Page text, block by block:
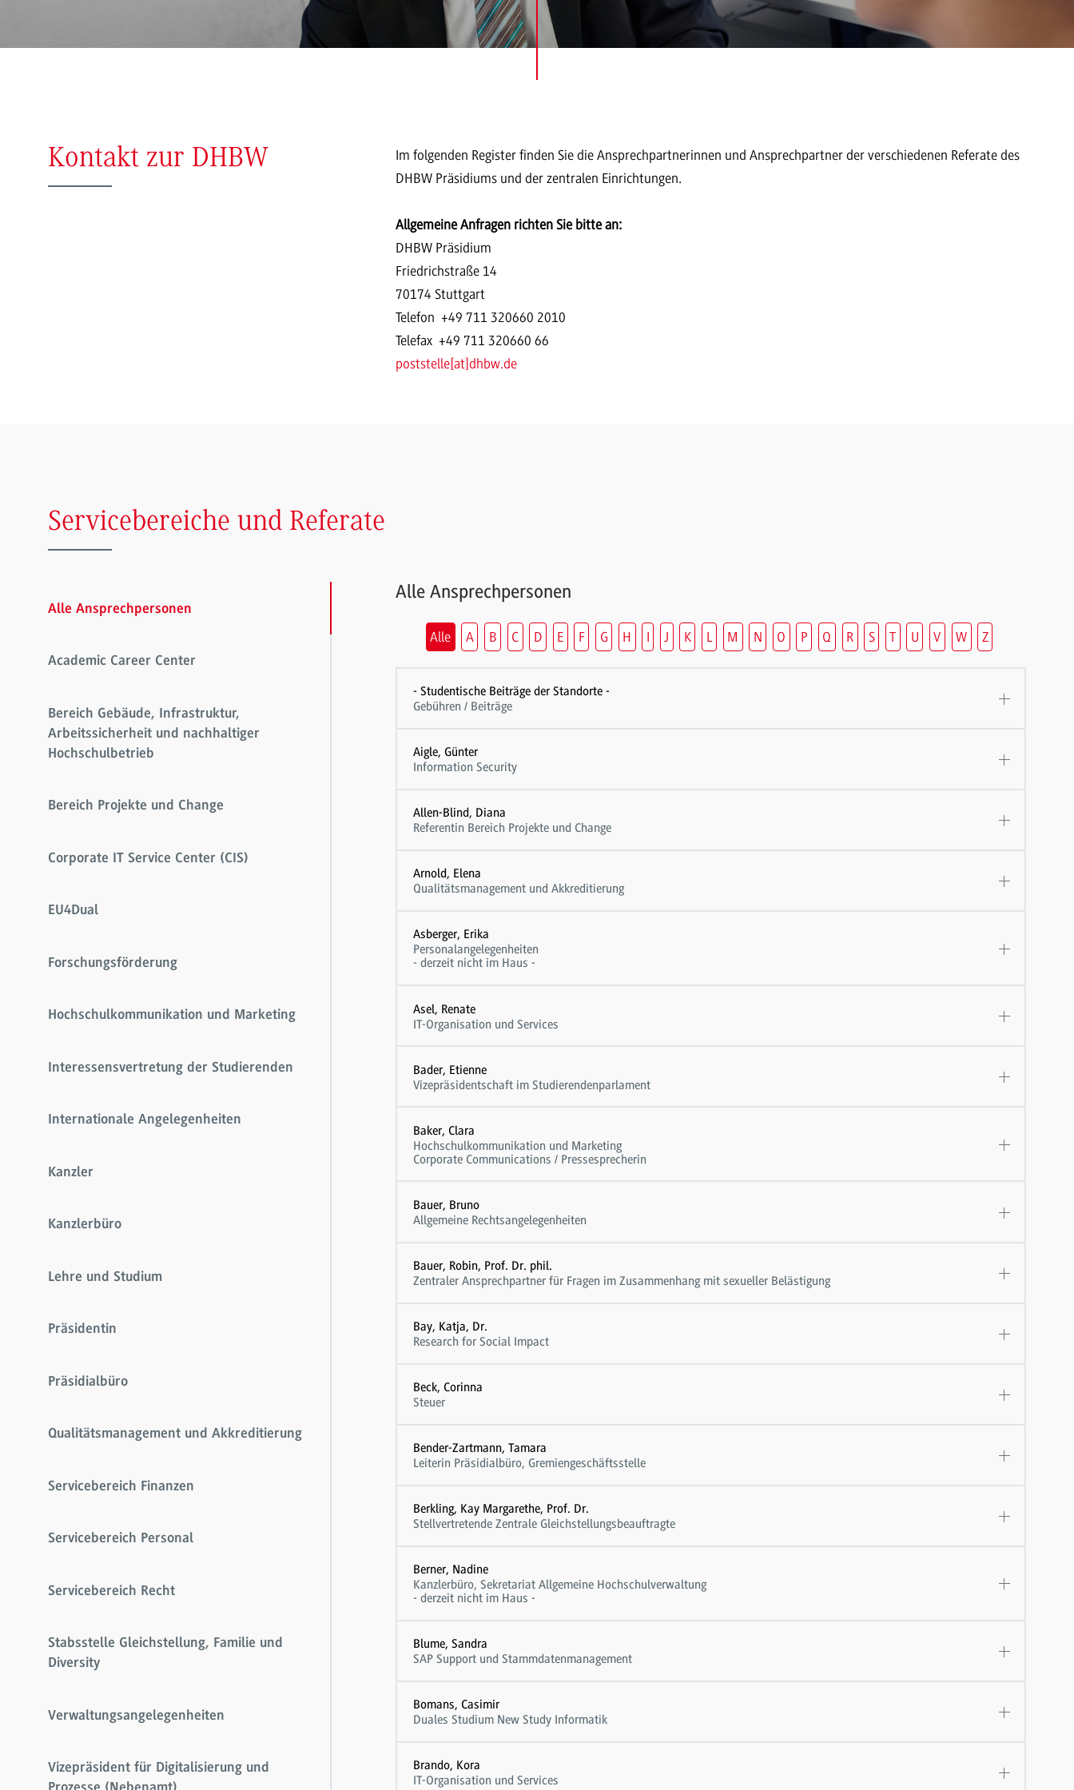
Kontakt zur DHBW
Im folgenden Register finden Sie die Ansprechpartnerinnen und Ansprechpartner der verschiedenen Referate des
DHBW Präsidiums und der zentralen Einrichtungen.
Allgemeine Anfragen richten Sie bitte an:
DHBW Präsidium
Friedrichstraße 14
70174 Stuttgart
Telefon +49 711 320660 2010
Telefax +49 711 320660 66
poststelle[at]dhbw.de
Servicebereiche und Referate
Alle Ansprechpersonen
Academic Career Center
Bereich Gebäude, Infrastruktur,
Arbeitssicherheit und nachhaltiger
Hochschulbetrieb
Bereich Projekte und Change
Corporate IT Service Center (CIS)
EU4Dual
Forschungsförderung
Hochschulkommunikation und Marketing
Interessensvertretung der Studierenden
Internationale Angelegenheiten
Kanzler
Kanzlerbüro
Lehre und Studium
Präsidentin
Präsidialbüro
Qualitätsmanagement und Akkreditierung
Servicebereich Finanzen
Servicebereich Personal
Servicebereich Recht
Stabsstelle Gleichstellung, Familie und
Diversity
Verwaltungsangelegenheiten
Vizepräsident für Digitalisierung und
Alle Ansprechpersonen
Alle A B C D E F G H I J K L M N O P Q R S T U V W Z
- Studentische Beiträge der Standorte -
Gebühren / Beiträge
Aigle, Günter
Information Security
Allen-Blind, Diana
Referentin Bereich Projekte und Change
Arnold, Elena
Qualitätsmanagement und Akkreditierung
Asberger, Erika
Personalangelegenheiten
- derzeit nicht im Haus -
Asel, Renate
IT-Organisation und Services
Bader, Etienne
Vizepräsidentschaft im Studierendenparlament
Baker, Clara
Hochschulkommunikation und Marketing
Corporate Communications / Pressesprecherin
Bauer, Bruno
Allgemeine Rechtsangelegenheiten
Bauer, Robin, Prof. Dr. phil.
Zentraler Ansprechpartner für Fragen im Zusammenhang mit sexueller Belästigung
Bay, Katja, Dr.
Research for Social Impact
Beck, Corinna
Steuer
Bender-Zartmann, Tamara
Leiterin Präsidialbüro, Gremiengeschäftsstelle
Berkling, Kay Margarethe, Prof. Dr.
Stellvertretende Zentrale Gleichstellungsbeauftragte
Berner, Nadine
Kanzlerbüro, Sekretariat Allgemeine Hochschulverwaltung
- derzeit nicht im Haus -
Blume, Sandra
SAP Support und Stammdatenmanagement
Bomans, Casimir
Duales Studium New Study Informatik
Brando, Kora
IT-Organisation und Services